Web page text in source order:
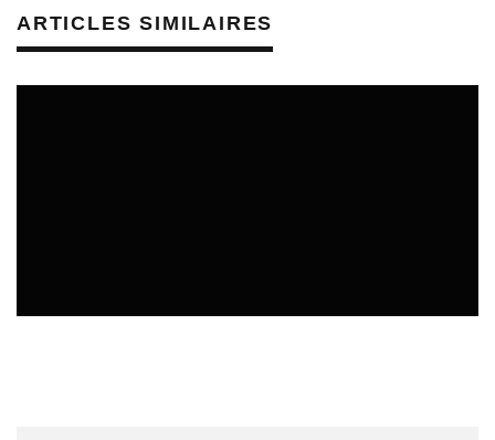
ARTICLES SIMILAIRES